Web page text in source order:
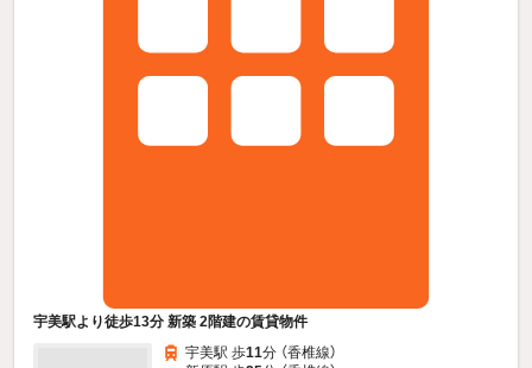
宇美駅より徒歩13分 新築 2階建の賃貸物件
宇美駅 歩11分 （香椎線）